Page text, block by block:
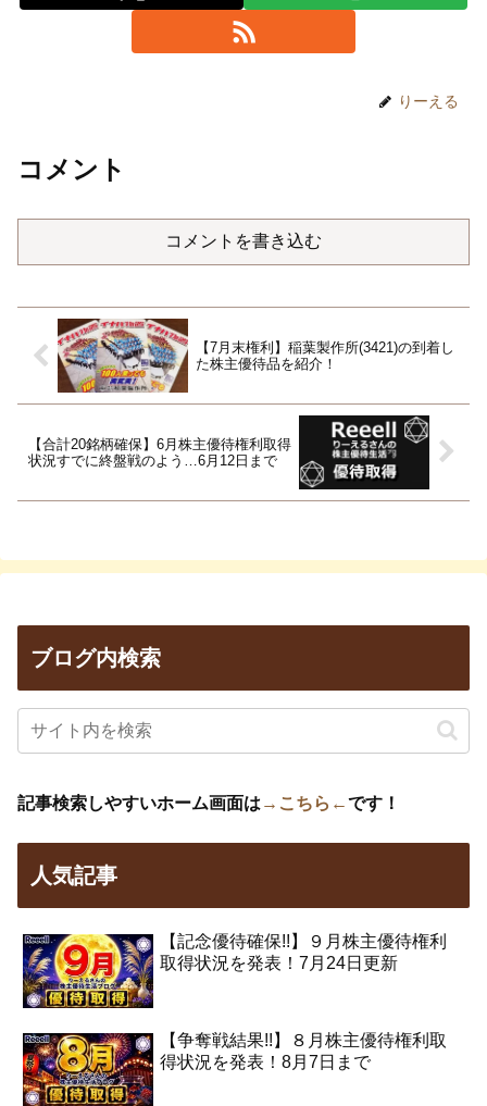
りーえる
コメント
コメントを書き込む
【7月末権利】稲葉製作所(3421)の到着し
た株主優待品を紹介！
【合計20銘柄確保】6月株主優待権利取得
状況すでに終盤戦のよう…6月12日まで
ブログ内検索
記事検索しやすいホーム画面は →こちら←です！
人気記事
【記念優待確保!!】９月株主優待権利
取得状況を発表！7月24日更新
【争奪戦結果!!】８月株主優待権利取
得状況を発表！8月7日まで